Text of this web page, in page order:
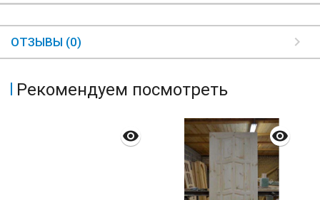
ОТЗЫВЫ (0)
Рекомендуем посмотреть